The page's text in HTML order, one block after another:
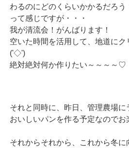
わるのにどのくらいかかるだろう
って感じですが・・・
我が清流会！がんばります！
空いた時間を活用して、地道にク
('◇')ゞ
絶対絶対何か作りたい～～～～♡
それと同時に、昨日、管理農場に
おいしいパンを作る予定なので
それからそれから、これから冬